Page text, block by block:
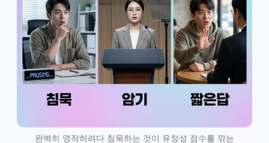
완벽히 영작하려다 침묵하는 것이 유창성 점수를 깎는